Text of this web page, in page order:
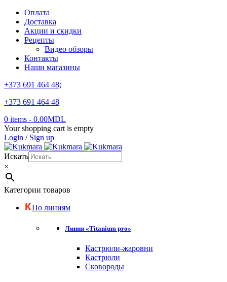
Оплата
Доставка
Акции и скидки
Рецепты
Видео обзоры
Контакты
Наши магазины
+373 691 464 48;
+373 691 464 48
0 items - 0.00MDL
Your shopping cart is empty
Login / Sign up
Искать
×
Категории товаров
По линиям
Линия «Titanium pro»
Кастрюли-жаровни
Кастрюли
Сковороды